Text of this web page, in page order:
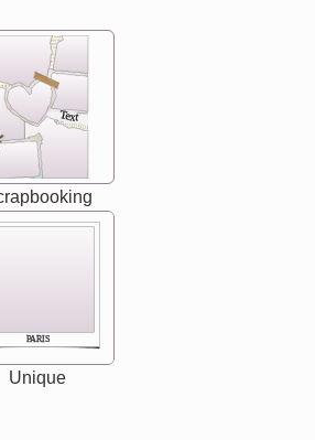
Text
PARIS
Unique